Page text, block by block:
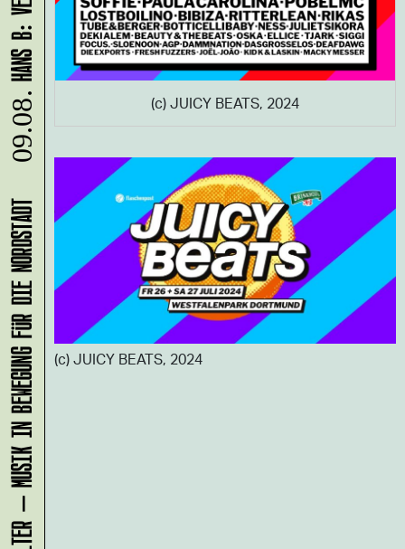
(c) JUICY BEATS, 2024
(c) JUICY BEATS, 2024
KLANG-ENTFALTER – MUSIK IN BEWEGUNG FÜR DIE NORDSTADT
09.08.